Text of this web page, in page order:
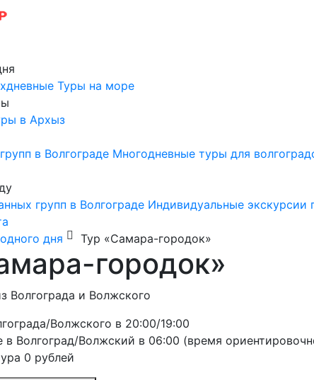
Туры на море
в Архыз
в Волгограде Многодневные туры для
групп в Волгограде Индивидуальные экскурсии
дня Тур «Самара-городок»
городок»
Волгограда и Волжского
Волжского в 20:00/19:00
в Волгоград/Волжский в 06:00 (время
0 рублей